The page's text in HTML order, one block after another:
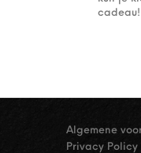
cadeau!
Algemene
Privacy Policy